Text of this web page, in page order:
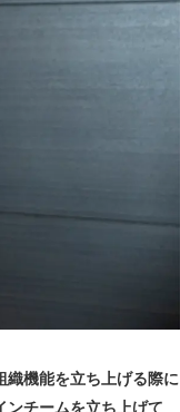
機能を立ち上げる際に
ンチームを立ち上げて